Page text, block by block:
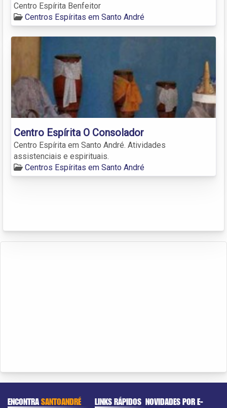
Centro Espírita Benfeitor
Centros Espíritas em Santo André
Centro Espírita O Consolador
Centro Espírita em Santo André. Atividades
assistenciais e espirituais.
Centros Espíritas em Santo André
ENCONTRASANTOANDRÉ LINKS RÁPIDOS NOVIDADES POR E-